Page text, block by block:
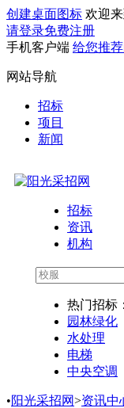
创建桌面图标 欢迎
请登录免费注册
手机客户端 给您推
网站导航
招标
项目
新闻
招标
资讯
机构
热门招标：
园林绿化
水处理
电梯
中央空调
•阳光采招网>资讯中